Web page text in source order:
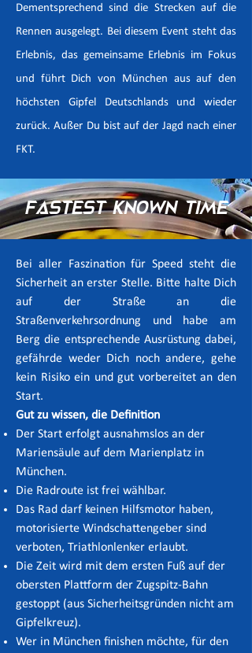
Dementsprechend sind die Strecken auf die
Rennen ausgelegt. Bei diesem Event steht das
Erlebnis, das gemeinsame Erlebnis im Fokus
und führt Dich von München aus auf den
höchsten Gipfel Deutschlands und wieder
zurück. Außer Du bist auf der Jagd nach einer
FKT.
Fastest Known Time
Bei aller Faszination für Speed steht die
Sicherheit an erster Stelle. Bitte halte Dich
auf der Straße an die
Straßenverkehrsordnung und habe am
Berg die entsprechende Ausrüstung dabei,
gefährde weder Dich noch andere, gehe
kein Risiko ein und gut vorbereitet an den
Start.
Gut zu wissen, die Definition
Der Start erfolgt ausnahmslos an der
Mariensäule auf dem Marienplatz in
München.
Die Radroute ist frei wählbar.
Das Rad darf keinen Hilfsmotor haben,
motorisierte Windschattengeber sind
verboten, Triathlonlenker erlaubt.
Die Zeit wird mit dem ersten Fuß auf der
obersten Plattform der Zugspitz-Bahn
gestoppt (aus Sicherheitsgründen nicht am
Gipfelkreuz).
Wer in München finishen möchte, für den